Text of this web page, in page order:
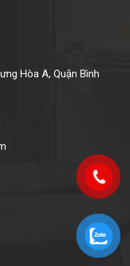
Hòa A, Quận Bình